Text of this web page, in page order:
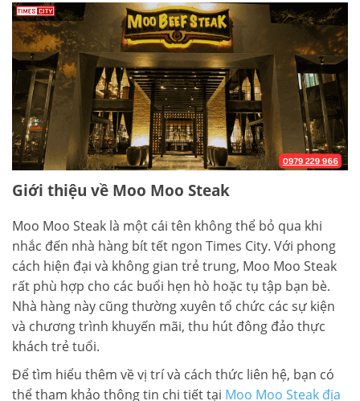
Giới thiệu về Moo Moo Steak
Moo Moo Steak là một cái tên không thể bỏ qua khi
nhắc đến nhà hàng bít tết ngon Times City. Với phong
cách hiện đại và không gian trẻ trung, Moo Moo Steak
rất phù hợp cho các buổi hẹn hò hoặc tụ tập bạn bè.
Nhà hàng này cũng thường xuyên tổ chức các sự kiện
và chương trình khuyến mãi, thu hút đông đảo thực
khách trẻ tuổi.
Để tìm hiểu thêm về vị trí và cách thức liên hệ, bạn có
thể tham khảo thông tin chi tiết tại Moo Moo Steak địa